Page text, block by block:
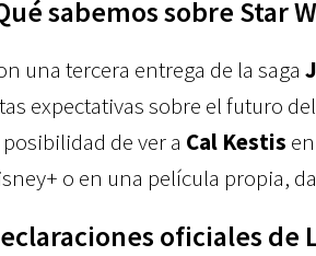
sabemos sobre Star
una tercera entrega de la saga
expectativas sobre el futuro
posibilidad de ver a Cal Kestis
o en una película propia,
oficiales de